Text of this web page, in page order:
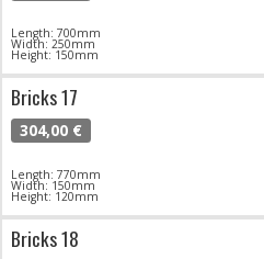
Length: 700mm
Width: 250mm
Height: 150mm
Bricks 17
304,00 €
Length: 770mm
Width: 150mm
Height: 120mm
Bricks 18